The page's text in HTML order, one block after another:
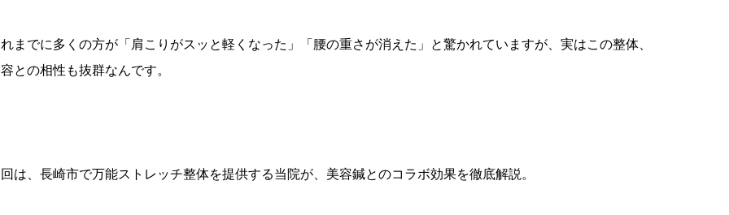
までに多くの方が「肩こりがスッと軽くなった」「腰の重さが消えた」と驚かれていますが、実はこの整体、
との相性も抜群なんです。
は、長崎市で万能ストレッチ整体を提供する当院が、美容鍼とのコラボ効果を徹底解説。